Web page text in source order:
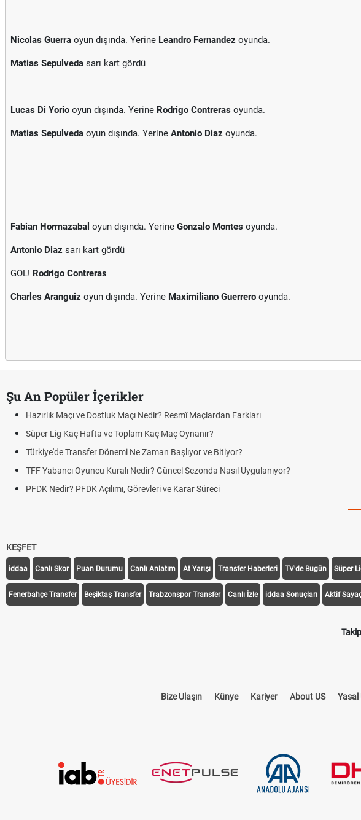
Nicolas Guerra oyun dışında. Yerine Leandro Fernandez oyunda.
Matias Sepulveda sarı kart gördü
Lucas Di Yorio oyun dışında. Yerine Rodrigo Contreras oyunda.
Matias Sepulveda oyun dışında. Yerine Antonio Diaz oyunda.
Fabian Hormazabal oyun dışında. Yerine Gonzalo Montes oyunda.
Antonio Diaz sarı kart gördü
GOL! Rodrigo Contreras
Charles Aranguiz oyun dışında. Yerine Maximiliano Guerrero oyunda.
Şu An Popüler İçerikler
Hazırlık Maçı ve Dostluk Maçı Nedir? Resmî Maçlardan Farkları
Süper Lig Kaç Hafta ve Toplam Kaç Maç Oynanır?
Türkiye'de Transfer Dönemi Ne Zaman Başlıyor ve Bitiyor?
TFF Yabancı Oyuncu Kuralı Nedir? Güncel Sezonda Nasıl Uygulanıyor?
PFDK Nedir? PFDK Açılımı, Görevleri ve Karar Süreci
KEŞFET
iddaa Canlı Skor Puan Durumu Canlı Anlatım At Yarışı Transfer Haberleri TV'de Bugün Süper
Fenerbahçe Transfer Beşiktaş Transfer Trabzonspor Transfer Canlı İzle iddaa Sonuçları Aktif
Bize Ulaşın Künye Kariyer About US Yasal